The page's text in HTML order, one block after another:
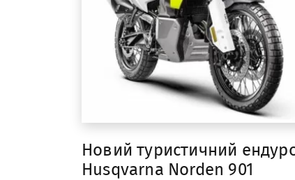
Новий туристичний
Husqvarna Norden 901